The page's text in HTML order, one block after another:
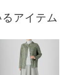
アイテム